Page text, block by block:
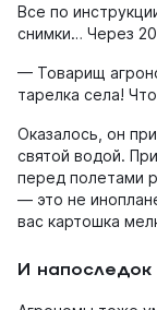
Все по
снимки… Через
— Товарищ
тарелка села!
Оказалось, он
святой водой.
перед полетами
— это не
вас картошка
И